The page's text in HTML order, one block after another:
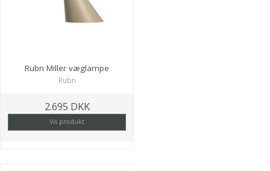
Rubn Miller væglampe
Rubn
2.695 DKK
Vis produkt